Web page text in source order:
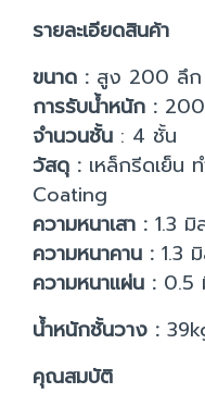
รายละเอียดสินค้า
ขนาด : สูง 200 ลึก
การรับน้ำหนัก :
จำนวนชั้น : 4 ชั้น
วัสดุ : เหล็กรีดเย็น
Coating
ความหนาเสา : 1.3 มิ
ความหนาคาน : 1.3
ความหนาแผ่น : 0.5
น้ำหนักชั้นวาง :
คุณสมบัติ